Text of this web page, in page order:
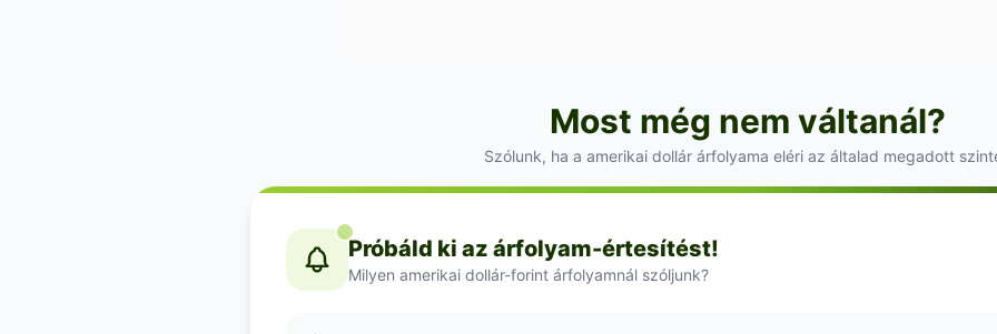
Most még nem váltanál?
Szólunk, ha a amerikai dollár árfolyama eléri az általad megadott
Próbáld ki az árfolyam-értesítést!
Milyen amerikai dollár-forint árfolyamnál szóljunk?